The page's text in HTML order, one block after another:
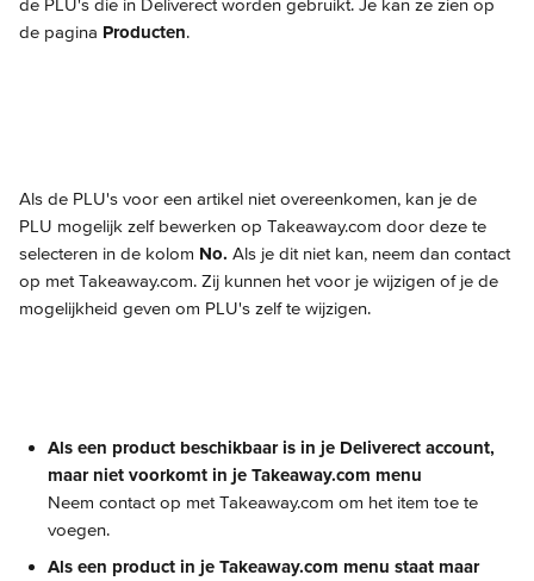
de PLU's die in Deliverect worden gebruikt. Je kan ze zien op
de pagina Producten.
Als de PLU's voor een artikel niet overeenkomen, kan je de
PLU mogelijk zelf bewerken op Takeaway.com door deze te
selecteren in de kolom No. Als je dit niet kan, neem dan contact
op met Takeaway.com. Zij kunnen het voor je wijzigen of je de
mogelijkheid geven om PLU's zelf te wijzigen.
Als een product beschikbaar is in je Deliverect account,
maar niet voorkomt in je Takeaway.com menu
Neem contact op met Takeaway.com om het item toe te
voegen.
Als een product in je Takeaway.com menu staat maar